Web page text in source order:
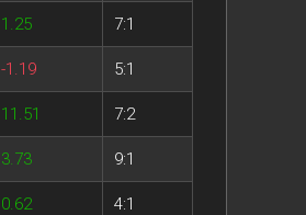
1.25 7:1
-1.19 5:1
11.51 7:2
3.73 9:1
0.62 4:1